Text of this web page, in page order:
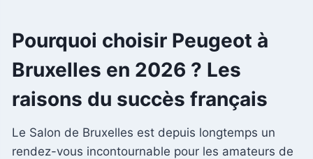
Pourquoi choisir Peugeot à
Bruxelles en 2026 ? Les
raisons du succès français
Le Salon de Bruxelles est depuis longtemps un
rendez-vous incontournable pour les amateurs de